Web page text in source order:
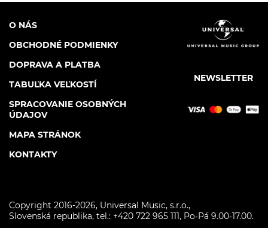
NEWSLETTER
O NÁS
OBCHODNÉ PODMIENKY
DOPRAVA A PLATBA
TABUĽKA VEĽKOSTÍ
SPRACOVANIE OSOBNÝCH
ÚDAJOV
MAPA STRÁNOK
KONTAKTY
Copyright 2016-2026, Universal Music, s.r.o.,
Slovenská republika, tel.: +420 722 965 111, Po‑Pá 9.00‑17.00.